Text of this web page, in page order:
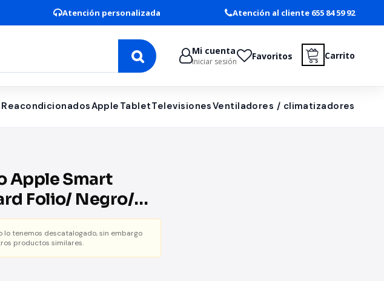
Atención personalizada Atención al cliente 655 84 59 92
Mi cuenta
Iniciar sesión Favoritos Carrito
ReacondicionadosApple TabletTelevisionesVentiladores / climatizadores
Apple Smart
Folio/ Negro/
Pro 12.9 3ª, 4ª y
lo tenemos descatalogado, sin embargo
productos similares.